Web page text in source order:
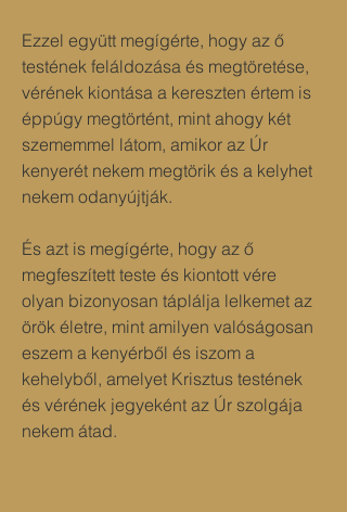
Ezzel együtt megígérte, hogy az ő
testének feláldozása és megtöretése,
vérének kiontása a kereszten értem is
éppúgy megtörtént, mint ahogy két
szememmel látom, amikor az Úr
kenyerét nekem megtörik és a kelyhet
nekem odanyújtják.
És azt is megígérte, hogy az ő
megfeszített teste és kiontott vére
olyan bizonyosan táplálja lelkemet az
örök életre, mint amilyen valóságosan
eszem a kenyérből és iszom a
kehelyből, amelyet Krisztus testének
és vérének jegyeként az Úr szolgája
nekem átad.